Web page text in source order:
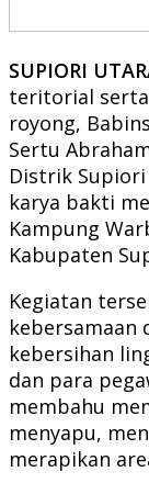
SUPIORI
teritorial
royong,
Sertu
Distrik
karya bakti
Kampung
Kabupaten
Kegiatan
kebersamaan
kebersihan
dan para
membahu
menyapu,
merapikan